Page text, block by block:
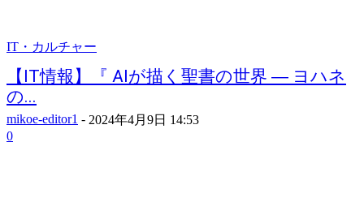
IT・カルチャー
【IT情報】『 AIが描く聖書の世界 ― ヨハネ
の...
mikoe-editor1 - 2024年4月9日 14:53
0